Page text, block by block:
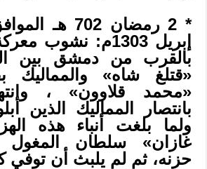
إبريل 1303م: نشوب
بالقرب من دمشق بين
«قتلغ شاه» والمماليك
«محمد قلاوون» ،
بانتصار المماليك الذين
ولما بلغت أنباء هذه
غازان» سلطان المغول
حزنه، ثم لم يلبث أن توفي